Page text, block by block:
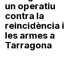
un operatiu
contra la
reincidència i
les armes a
Tarragona